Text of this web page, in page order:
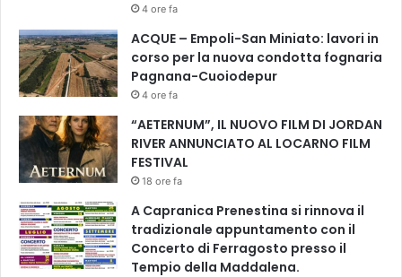
4 ore fa
ACQUE – Empoli-San Miniato: lavori in
corso per la nuova condotta fognaria
Pagnana-Cuoiodepur
4 ore fa
“AETERNUM”, IL NUOVO FILM DI JORDAN
RIVER ANNUNCIATO AL LOCARNO FILM
FESTIVAL
18 ore fa
A Capranica Prenestina si rinnova il
tradizionale appuntamento con il
Concerto di Ferragosto presso il
Tempio della Maddalena.